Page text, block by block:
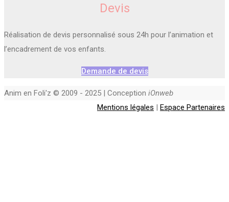
Devis
Réalisation de devis personnalisé sous 24h pour l’animation et
l’encadrement de vos enfants.
Demande de devis
Anim en Foli'z © 2009 - 2025 | Conception iOnweb
Mentions légales | Espace Partenaires